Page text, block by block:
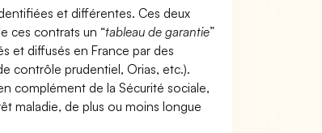
et différentes. Ces deux
ces contrats un “tableau de garantie”
et diffusés en France par des
contrôle prudentiel, Orias, etc.).
complément de la Sécurité sociale,
maladie, de plus ou moins longue